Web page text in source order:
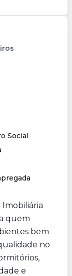
Social
Imobiliária
quem
bem
no
e